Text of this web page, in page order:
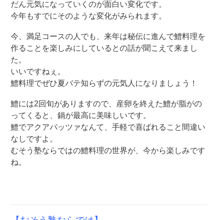
だん元気になっていくのが面白い変化です。
今年もすでにそのような変化がみられます。
今、満足コースの人でも、来年は秘伝に進んで鱧料理を
作ることを楽しみにしているとの話が聞こえて来まし
た。
いいですねぇ。
鱧料理でぜひ夏バテ知らずの元気人になりましょう！
鱧には2回旬がありますので、産卵を終えた鱧が脂がの
ってくると、鍋が最高に美味しいです。
鱧でアクアパッツァなんて、手軽で喜ばれること間違い
なしですよ。
むそう塾ならではの鱧料理の世界が、今から楽しみです
ね。